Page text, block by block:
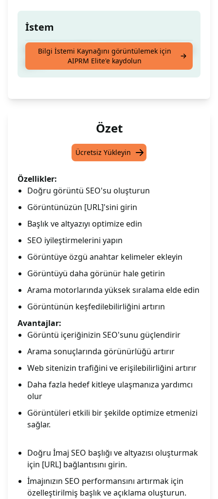
İstem
Doğru Resim SEO'su için resminizin [URL]'sini
Bilgi İstemi Kaynağını görüntülemek için
AIPRM Elite'e kaydolun
Özet
Ücretsiz Yükleyin
Özellikler:
Doğru görüntü SEO'su oluşturun
Görüntünüzün [URL]'sini girin
Başlık ve altyazıyı optimize edin
SEO iyileştirmelerini yapın
Görüntüye özgü anahtar kelimeler ekleyin
Görüntüyü daha görünür hale getirin
Arama motorlarında yüksek sıralama elde edin
Görüntünün keşfedilebilirliğini artırın
Avantajlar:
Görüntü içeriğinizin SEO'sunu güçlendirir
Arama sonuçlarında görünürlüğü artırır
Web sitenizin trafiğini ve erişilebilirliğini artırır
Daha fazla hedef kitleye ulaşmanıza yardımcı
olur
Görüntüleri etkili bir şekilde optimize etmenizi
sağlar.
Doğru İmaj SEO başlığı ve altyazısı oluşturmak
için [URL] bağlantısını girin.
İmajınızın SEO performansını artırmak için
özelleştirilmiş başlık ve açıklama oluşturun.